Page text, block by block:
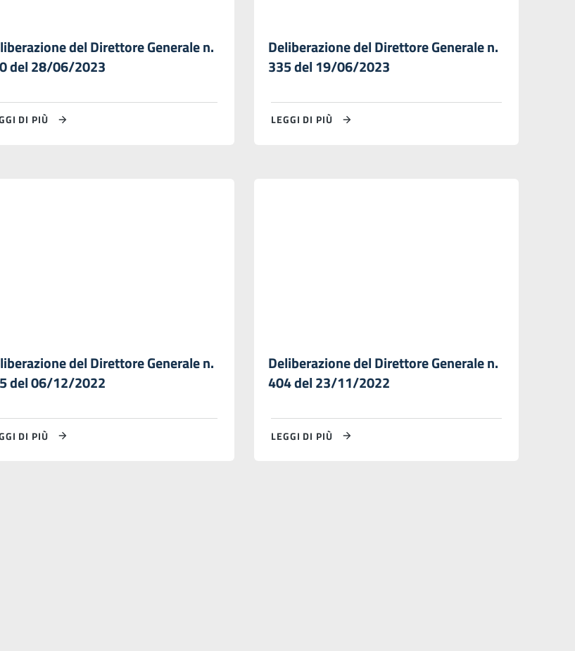
del Direttore Generale n.
del 28/06/2023
DI PIÙ
Deliberazione del Direttore Generale n.
335 del 19/06/2023
LEGGI DI PIÙ
del Direttore Generale n.
del 06/12/2022
DI PIÙ
Deliberazione del Direttore Generale n.
404 del 23/11/2022
LEGGI DI PIÙ